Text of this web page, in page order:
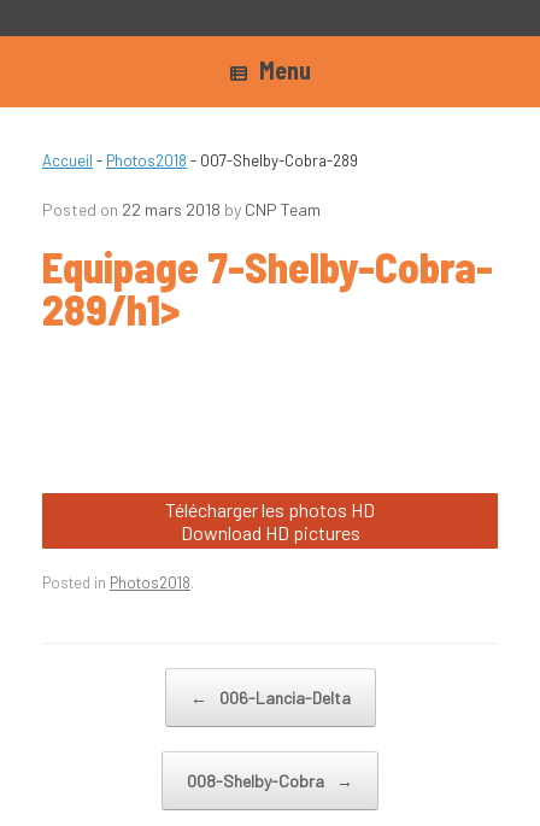
Menu
Accueil - Photos2018 - 007-Shelby-Cobra-289
Posted on 22 mars 2018 by CNP Team
Equipage 7-Shelby-Cobra-
289/h1>
Télécharger les photos HD
Download HD pictures
Posted in Photos2018.
← 006-Lancia-Delta
008-Shelby-Cobra →